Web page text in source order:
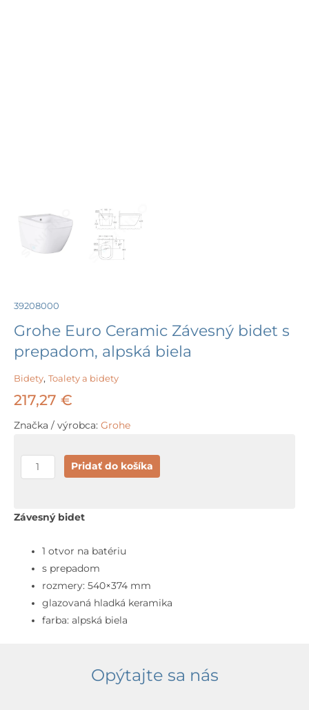
39208000
Grohe Euro Ceramic Závesný bidet s
prepadom, alpská biela
Bidety, Toalety a bidety
217,27 €
Značka / výrobca: Grohe
množstvo
Grohe
Ceramic
bidet
prepadom,
alpská
biela
Pridať do košíka
Závesný bidet
1 otvor na batériu
s prepadom
rozmery: 540×374 mm
glazovaná hladká keramika
farba: alpská biela
Opýtajte sa nás